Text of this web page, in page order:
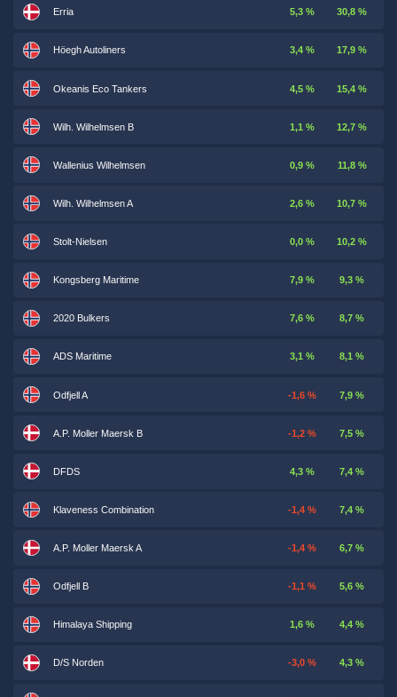
Erria 5,3 % 30,8 %
Höegh Autoliners 3,4 % 17,9 %
Okeanis Eco Tankers 4,5 % 15,4 %
Wilh. Wilhelmsen B 1,1 % 12,7 %
Wallenius Wilhelmsen 0,9 % 11,8 %
Wilh. Wilhelmsen A 2,6 % 10,7 %
Stolt-Nielsen 0,0 % 10,2 %
Kongsberg Maritime 7,9 % 9,3 %
2020 Bulkers 7,6 % 8,7 %
ADS Maritime 3,1 % 8,1 %
Odfjell A -1,6 % 7,9 %
A.P. Moller Maersk B -1,2 % 7,5 %
DFDS 4,3 % 7,4 %
Klaveness Combination -1,4 % 7,4 %
A.P. Moller Maersk A -1,4 % 6,7 %
Odfjell B -1,1 % 5,6 %
Himalaya Shipping 1,6 % 4,4 %
D/S Norden -3,0 % 4,3 %